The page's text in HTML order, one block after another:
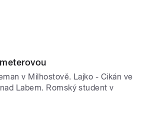
v Milhostově. Lajko - Cikán ve
Labem. Romský student v